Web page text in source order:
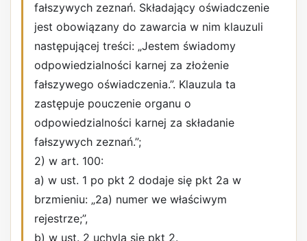
fałszywych zeznań. Składający oświadczenie
jest obowiązany do zawarcia w nim klauzuli
następującej treści: „Jestem świadomy
odpowiedzialności karnej za złożenie
fałszywego oświadczenia.”. Klauzula ta
zastępuje pouczenie organu o
odpowiedzialności karnej za składanie
fałszywych zeznań.”;
2) w art. 100:
a) w ust. 1 po pkt 2 dodaje się pkt 2a w
brzmieniu: „2a) numer we właściwym
rejestrze;”,
b) w ust. 2 uchyla się pkt 2.